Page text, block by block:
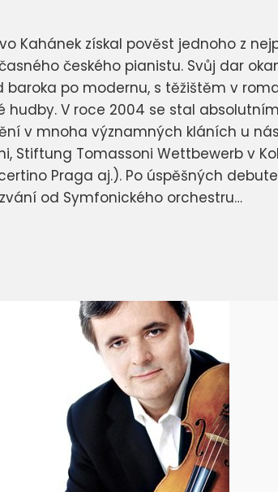
Kahánek získal pověst jednoho z
českého pianistu. Svůj dar
po modernu, s těžištěm v
V roce 2004 se stal
v mnoha významných kláních u
Stiftung Tomassoni Wettbewerb v
Praga aj.). Po úspěšných
od Symfonického orchestru…